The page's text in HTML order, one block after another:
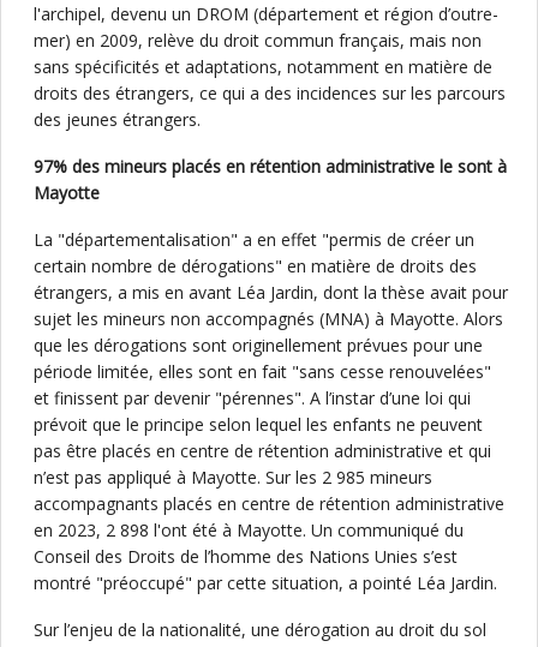
l'archipel, devenu un DROM (département et région d’outre-
mer) en 2009, relève du droit commun français, mais non
sans spécificités et adaptations, notamment en matière de
droits des étrangers, ce qui a des incidences sur les parcours
des jeunes étrangers.
97% des mineurs placés en rétention administrative le sont à
Mayotte
La "départementalisation" a en effet "permis de créer un
certain nombre de dérogations" en matière de droits des
étrangers, a mis en avant Léa Jardin, dont la thèse avait pour
sujet les mineurs non accompagnés (MNA) à Mayotte. Alors
que les dérogations sont originellement prévues pour une
période limitée, elles sont en fait "sans cesse renouvelées"
et finissent par devenir "pérennes". A l’instar d’une loi qui
prévoit que le principe selon lequel les enfants ne peuvent
pas être placés en centre de rétention administrative et qui
n’est pas appliqué à Mayotte. Sur les 2 985 mineurs
accompagnants placés en centre de rétention administrative
en 2023, 2 898 l'ont été à Mayotte. Un communiqué du
Conseil des Droits de l’homme des Nations Unies s’est
montré "préoccupé" par cette situation, a pointé Léa Jardin.
Sur l’enjeu de la nationalité, une dérogation au droit du sol